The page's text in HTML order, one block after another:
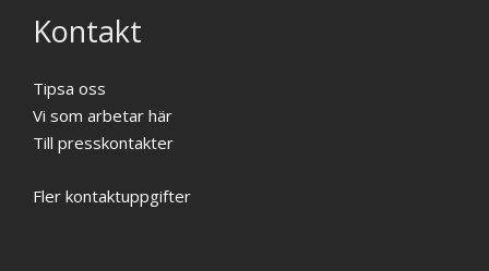
Kontakt
Tipsa oss
Vi som arbetar här
Till presskontakter
Fler kontaktuppgifter